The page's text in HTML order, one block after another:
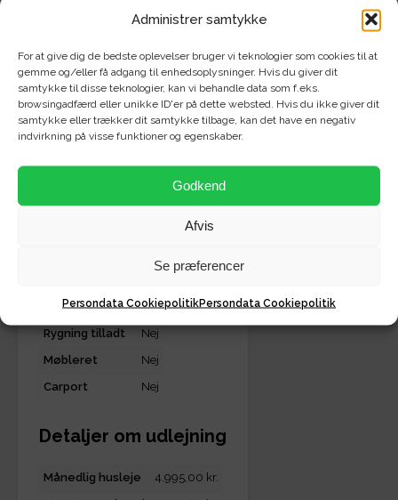
Administrer samtykke
For at give dig de bedste oplevelser bruger vi teknologier som cookies til at
gemme og/eller få adgang til enhedsoplysninger. Hvis du giver dit
samtykke til disse teknologier, kan vi behandle data som f.eks.
browsingadfærd eller unikke ID'er på dette websted. Hvis du ikke giver dit
samtykke eller trækker dit samtykke tilbage, kan det have en negativ
indvirkning på visse funktioner og egenskaber.
Godkend
Afvis
Se præferencer
Persondata CookiepolitikPersondata Cookiepolitik
66 m
Vaskemaskine
Ja
Tørretumbler
Ja
Opvaskemaskine
Ja
Delevenlig
Nej
Rygning tilladt
Nej
Møbleret
Nej
Carport
Nej
Detaljer om udlejning
Månedlig husleje
4.995,00 kr.